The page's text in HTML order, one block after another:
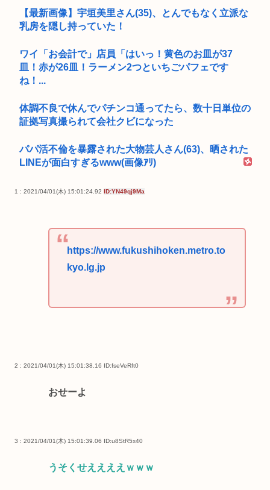
【最新画像】宇垣美里さん(35)、とんでもなく立派な
乳房を隠し持っていた！
ワイ「お会計で」店員「はいっ！黄色のお皿が37
皿！赤が26皿！ラーメン2つといちごパフェです
ね！...
体調不良で休んでパチンコ通ってたら、数十日単位の
証拠写真撮られて会社クビになった
パパ活不倫を暴露された大物芸人さん(63)、晒された
LINEが面白すぎるwww(画像ｱﾘ)
1 : 2021/04/01(木) 15:01:24.92 ID:YN49qj9Ma
https://www.fukushihoken.metro.to
kyo.lg.jp
2 : 2021/04/01(木) 15:01:38.16 ID:fseVeRft0
おせーよ
3 : 2021/04/01(木) 15:01:39.06 ID:u8StR5x40
うそくせええええｗｗｗ